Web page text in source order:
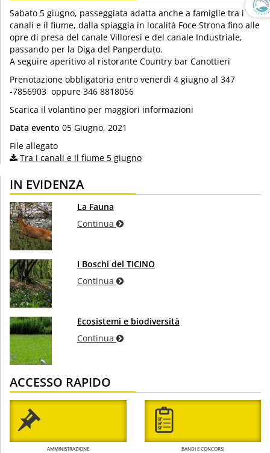
Sabato 5 giugno, passeggiata adatta anche a famiglie tra i
canali e il fiume, dalla spiaggia in località Foce Strona fino alle
opre di presa del canale Villoresi e del canale Industriale,
passando per la Diga del Panperduto.
A seguire aperitivo al ristorante Country bar Canottieri
Prenotazione obbligatoria entro venerdì 4 giugno al 347
-7856903 oppure 346 8818056
Scarica il volantino per maggiori informazioni
Data evento 05 Giugno, 2021
File allegato
Tra i canali e il fiume 5 giugno
IN EVIDENZA
La Fauna
Continua
I Boschi del TICINO
Continua
Ecosistemi e biodiversità
Continua
ACCESSO RAPIDO
AMMINISTRAZIONE BANDI E CONCORSI